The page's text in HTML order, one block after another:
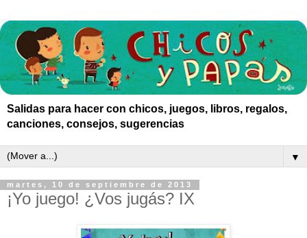
Salidas para hacer con chicos, juegos, libros, regalos,
canciones, consejos, sugerencias
▼
martes, 10 de septiembre de 2013
¡Yo juego! ¿Vos jugás? IX